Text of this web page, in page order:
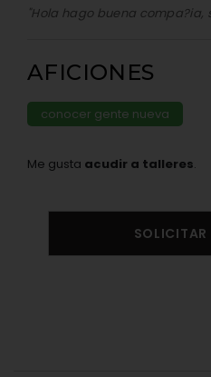
"Hola hago buena
AFICIONES
conocer gente nueva
Me gusta acudir a talleres.